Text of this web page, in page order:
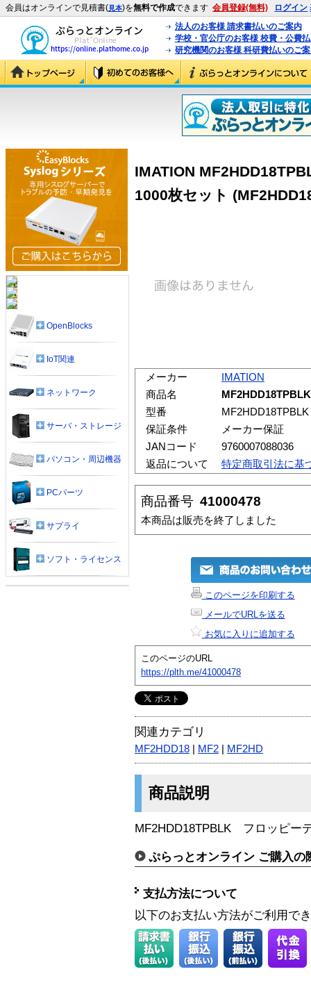
会員はオンラインで見積書(見本)を無料で作成できます 会員登録(無料) ログイン
法人のお客様 請求書払いのご案内
学校・官公庁のお客様 校費・公費
研究機関のお客様 科研費払いのご
IMATION
1000枚セット
メーカー
IMATION
商品名
型番
MF2HDD18TPBLK
保証条件
メーカー保証
JANコード
9760007088036
返品について
特定商取引法に基
商品番号 41000478
本商品は販売を終了しました
このページを印刷する
メールでURLを送る
お気に入りに追加する
このページのURL
https://plth.me/41000478
関連カテゴリ
MF2HDD18 MF2 MF2HD
商品説明
MF2HDD18TPBLK フロッピー
ぷらっとオンライン ご購入の
支払方法について
以下のお支払い方法がご利用で
OpenBlocks
IoT関連
ネットワーク
サーバ・ストレージ
パソコン・周辺機器
PCパーツ
サプライ
ソフト・ライセンス